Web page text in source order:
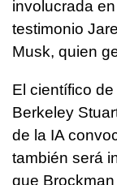
involucrada
testimonio
Musk, quien
El científico
Berkeley
de la IA
también será
que